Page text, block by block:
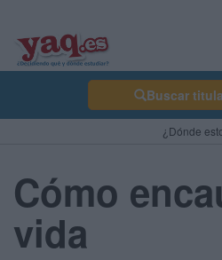
Buscar
¿Dónde
Cómo
vida